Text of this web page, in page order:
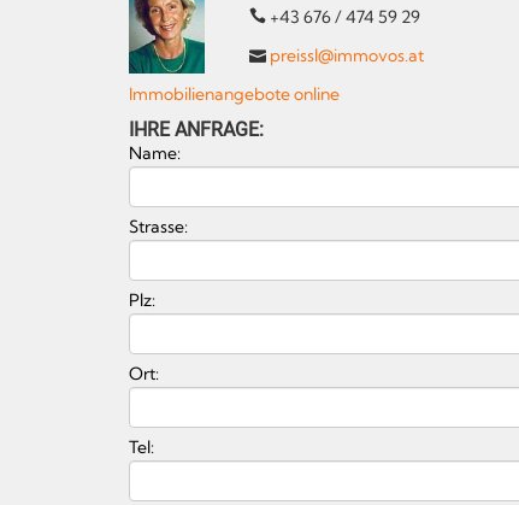
+43 676 / 474 59 29
preissl@immovos.at
Immobilienangebote online
IHRE ANFRAGE:
Name:
Strasse:
Plz:
Ort:
Tel: